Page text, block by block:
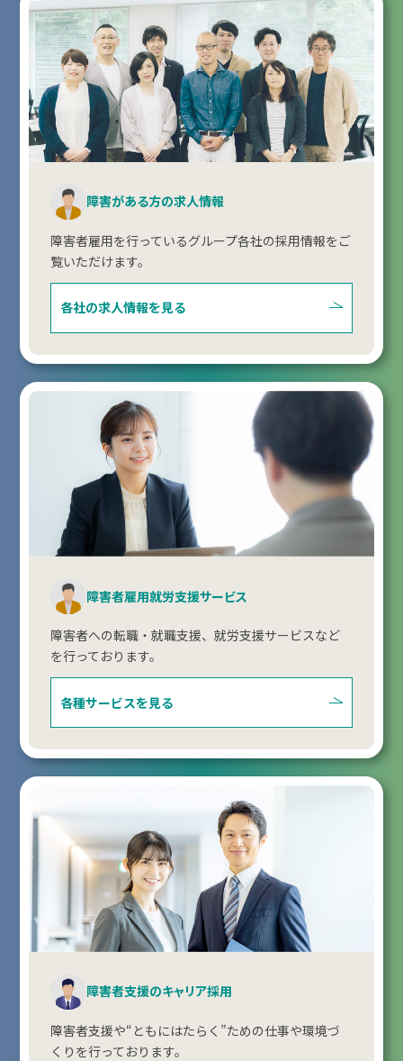
障害がある方の求人情報
障害者雇用を行っているグループ各社の採用情報をご
覧いただけます。
各社の求人情報を見る
障害者雇用就労支援サービス
障害者への転職・就職支援、就労支援サービスなど
を行っております。
各種サービスを見る
障害者支援のキャリア採用
障害者支援や“ともにはたらく”ための仕事や環境づ
くりを行っております。